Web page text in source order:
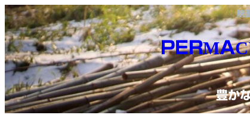
内
容
を
ス
キ
映
豊か